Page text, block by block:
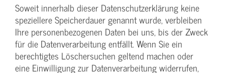
Soweit innerhalb dieser Datenschutzerklärung keine
speziellere Speicherdauer genannt wurde, verbleiben
Ihre personenbezogenen Daten bei uns, bis der Zweck
für die Datenverarbeitung entfällt. Wenn Sie ein
berechtigtes Löschersuchen geltend machen oder
eine Einwilligung zur Datenverarbeitung widerrufen,